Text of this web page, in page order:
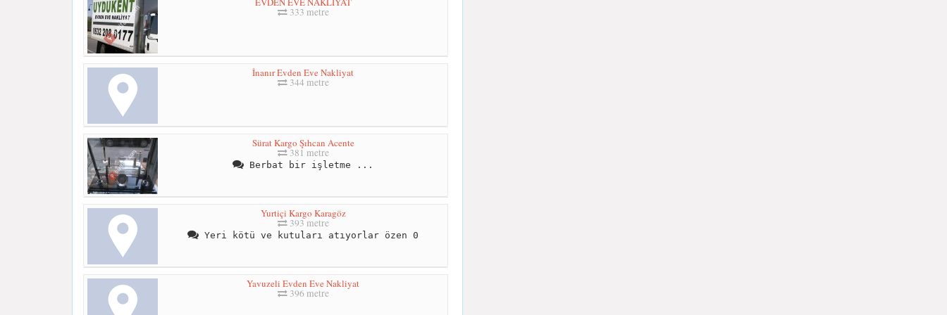
333 metre
İnanır Evden Eve Nakliyat
344 metre
Sürat Kargo Şıhcan Acente
381 metre
Berbat bir işletme ...
Yurtiçi Kargo Karagöz
393 metre
Yeri kötü ve kutuları atıyorlar özen 0
Yavuzeli Evden Eve Nakliyat
396 metre